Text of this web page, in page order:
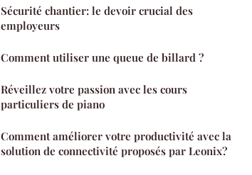
Sécurité chantier: le devoir crucial des
employeurs
Comment utiliser une queue de billard ?
Réveillez votre passion avec les cours
particuliers de piano
Comment améliorer votre productivité avec la
solution de connectivité proposés par Leonix?